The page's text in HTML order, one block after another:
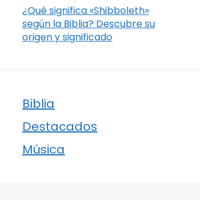
¿Qué significa «Shibboleth»
según la Biblia? Descubre su
origen y significado
Biblia
Destacados
Música